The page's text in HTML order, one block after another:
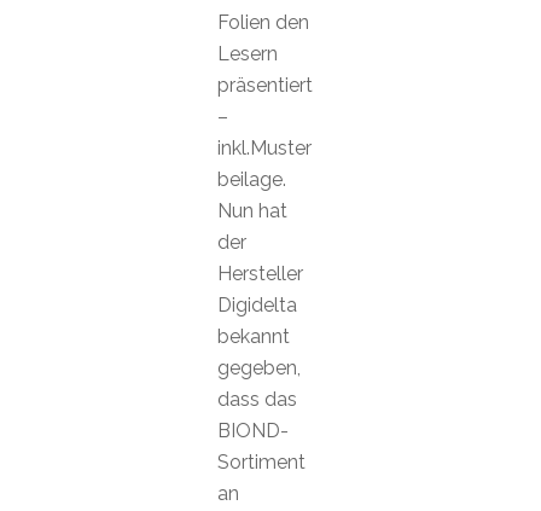
Folien den
Lesern
präsentiert
–
inkl.Muster
beilage.
Nun hat
der
Hersteller
Digidelta
bekannt
gegeben,
dass das
BIOND-
Sortiment
an